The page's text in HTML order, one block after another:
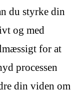
du styrke din
og med
for at
processen
din viden om